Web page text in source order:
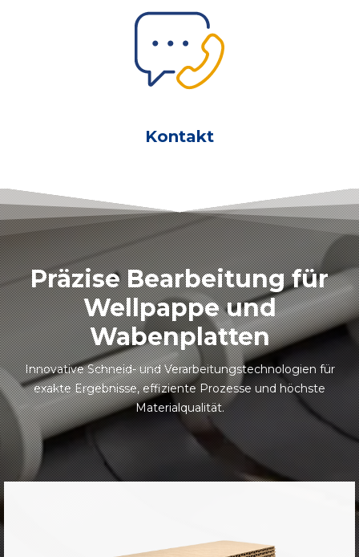
Kontakt
Präzise Bearbeitung für
Wellpappe und
Wabenplatten
Innovative Schneid- und Verarbeitungstechnologien für
exakte Ergebnisse, effiziente Prozesse und höchste
Materialqualität.